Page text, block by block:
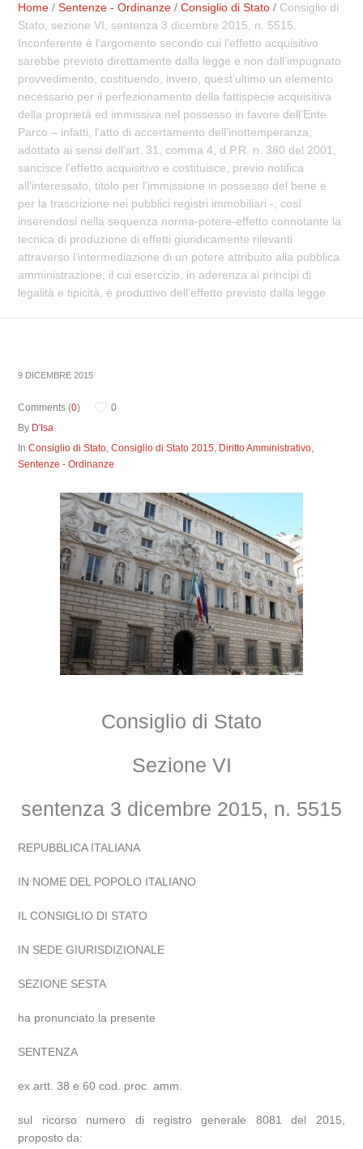
Home /Sentenze - Ordinanze /Consiglio di Stato / Consiglio di
Stato, sezione VI, sentenza 3 dicembre 2015, n. 5515.
Inconferente è l’argomento secondo cui l’effetto acquisitivo
sarebbe previsto direttamente dalla legge e non dall’impugnato
provvedimento, costituendo, invero, quest’ultimo un elemento
necessario per il perfezionamento della fattispecie acquisitiva
della proprietà ed immissiva nel possesso in favore dell’Ente
Parco – infatti, l’atto di accertamento dell’inottemperanza,
adottato ai sensi dell’art. 31, comma 4, d.P.R. n. 380 del 2001,
sancisce l’effetto acquisitivo e costituisce, previo notifica
all’interessato, titolo per l’immissione in possesso del bene e
per la trascrizione nei pubblici registri immobiliari -, così
inserendosi nella sequenza norma-potere-effetto connotante la
tecnica di produzione di effetti giuridicamente rilevanti
attraverso l’intermediazione di un potere attribuito alla pubblica
amministrazione, il cui esercizio, in aderenza ai principi di
legalità e tipicità, è produttivo dell’effetto previsto dalla legge
9 DICEMBRE 2015
Comments (0)
0
By D'Isa
InConsiglio di Stato,Consiglio di Stato 2015, Diritto Amministrativo,
Sentenze - Ordinanze
Consiglio di Stato
Sezione VI
sentenza 3 dicembre 2015, n. 5515
REPUBBLICA ITALIANA
IN NOME DEL POPOLO ITALIANO
IL CONSIGLIO DI STATO
IN SEDE GIURISDIZIONALE
SEZIONE SESTA
ha pronunciato la presente
SENTENZA
ex artt. 38 e 60 cod. proc. amm.
sul ricorso numero di registro generale 8081 del 2015,
proposto da: